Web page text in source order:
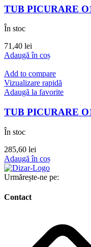
TUB PICURARE
În stoc
71,40 lei
Adaugă în coș
Add to compare
Vizualizare rapidă
Adaugă la favorite
TUB PICURARE
În stoc
285,60 lei
Adaugă în coș
Urmărește-ne pe:
Contact